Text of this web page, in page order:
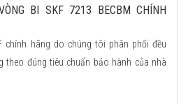
BI SKF 7213 BECBM CHÍNH
chính hãng do chúng tôi phân phối đều
theo đúng tiêu chuẩn bảo hành của nhà